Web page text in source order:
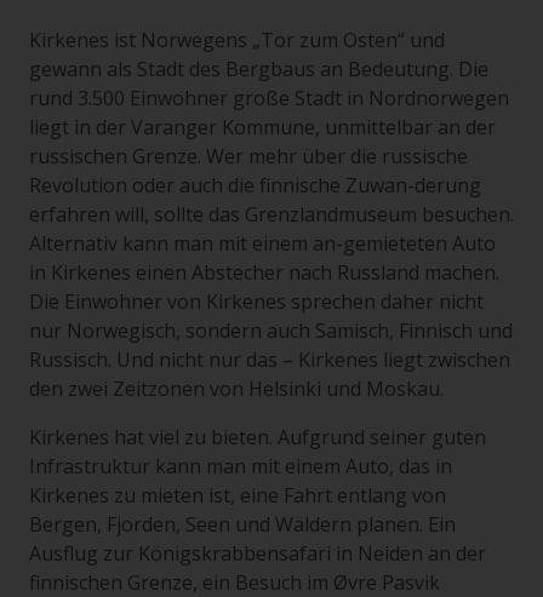
Kirkenes ist Norwegens „Tor zum Osten“ und
gewann als Stadt des Bergbaus an Bedeutung. Die
rund 3.500 Einwohner große Stadt in Nordnorwegen
liegt in der Varanger Kommune, unmittelbar an der
russischen Grenze. Wer mehr über die russische
Revolution oder auch die finnische Zuwan-derung
erfahren will, sollte das Grenzlandmuseum besuchen.
Alternativ kann man mit einem an-gemieteten Auto
in Kirkenes einen Abstecher nach Russland machen.
Die Einwohner von Kirkenes sprechen daher nicht
nur Norwegisch, sondern auch Samisch, Finnisch und
Russisch. Und nicht nur das – Kirkenes liegt zwischen
den zwei Zeitzonen von Helsinki und Moskau.
Kirkenes hat viel zu bieten. Aufgrund seiner guten
Infrastruktur kann man mit einem Auto, das in
Kirkenes zu mieten ist, eine Fahrt entlang von
Bergen, Fjorden, Seen und Wäldern planen. Ein
Ausflug zur Königskrabbensafari in Neiden an der
finnischen Grenze, ein Besuch im Øvre Pasvik